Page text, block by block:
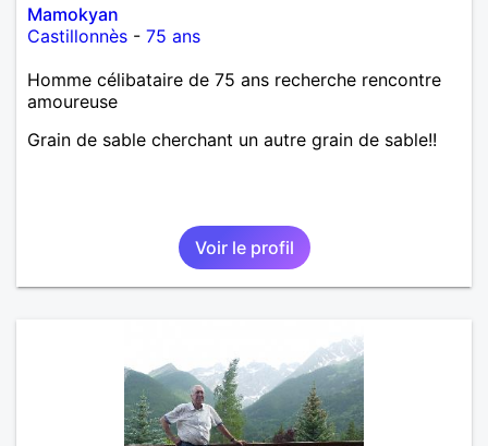
Mamokyan
Castillonnès - 75 ans
Homme célibataire de 75 ans recherche rencontre
amoureuse
Grain de sable cherchant un autre grain de sable!!
Voir le profil